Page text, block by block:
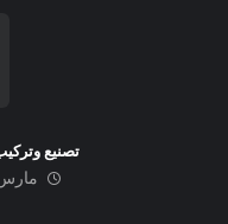
تصنيع
مارس 15,